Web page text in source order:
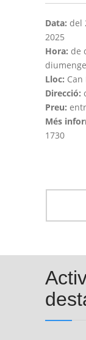
Data: del
2025
Hora: de
Lloc:
Direcció:
Preu:
Més
1730